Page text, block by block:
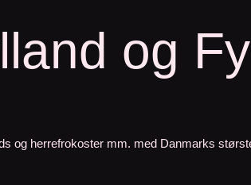
og
og herrefrokoster mm. med Danmarks